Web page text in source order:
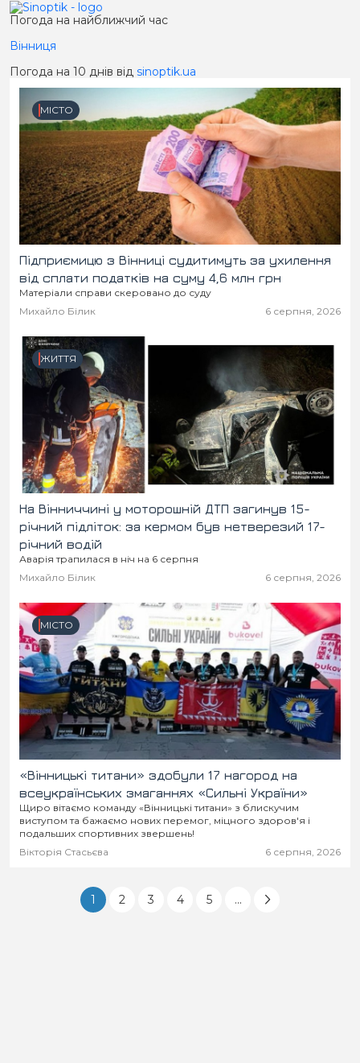
Погода на найближчий час
Вінниця
Погода на 10 днів від sinoptik.ua
МІСТО
Підприємицю з Вінниці судитимуть за ухилення
від сплати податків на суму 4,6 млн грн
Матеріали справи скеровано до суду
Михайло Білик
6 серпня, 2026
ЖИТТЯ
На Вінниччині у моторошній ДТП загинув 15-
річний підліток: за кермом був нетверезий 17-
річний водій
Аварія трапилася в ніч на 6 серпня
Михайло Білик
6 серпня, 2026
МІСТО
«Вінницькі титани» здобули 17 нагород на
всеукраїнських змаганнях «Сильні України»
Щиро вітаємо команду «Вінницькі титани» з блискучим
виступом та бажаємо нових перемог, міцного здоров'я і
подальших спортивних звершень!
Вікторія Стасьєва
6 серпня, 2026
1 2 3 4 5 ...